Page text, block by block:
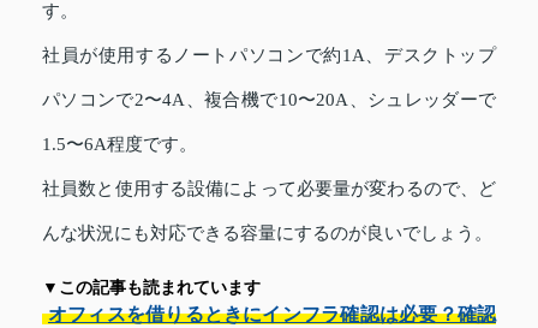
す。
社員が使用するノートパソコンで約1A、デスクトップ
パソコンで2〜4A、複合機で10〜20A、シュレッダーで
1.5〜6A程度です。
社員数と使用する設備によって必要量が変わるので、ど
んな状況にも対応できる容量にするのが良いでしょう。
▼この記事も読まれています
オフィスを借りるときにインフラ確認は必要？確認